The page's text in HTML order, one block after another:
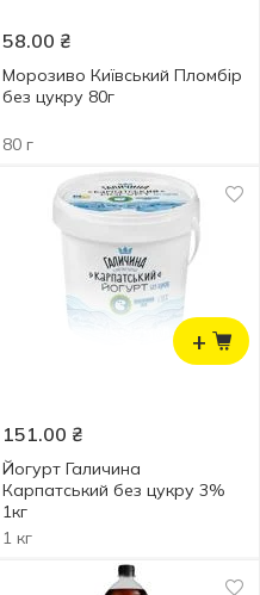
58.00 ₴
Морозиво Київський Пломбір
без цукру 80г
80 г
+
151.00 ₴
Йогурт Галичина
Карпатський без цукру 3%
1кг
1 кг